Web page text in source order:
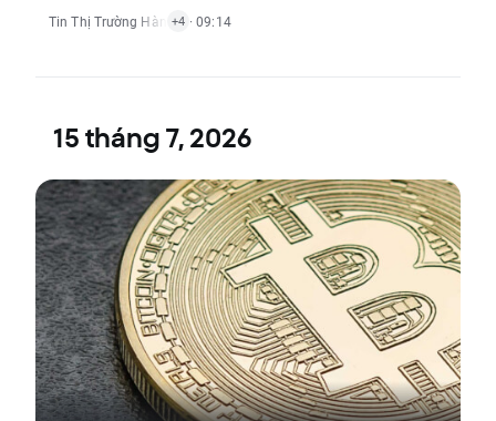
Tin Thị Trường Hàng Hóa,Tin Thị Trường Chỉ Số
+4 · 09:14
15 tháng 7, 2026